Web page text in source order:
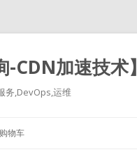
CDN加速技术】
务,DevOps,运维
购物车